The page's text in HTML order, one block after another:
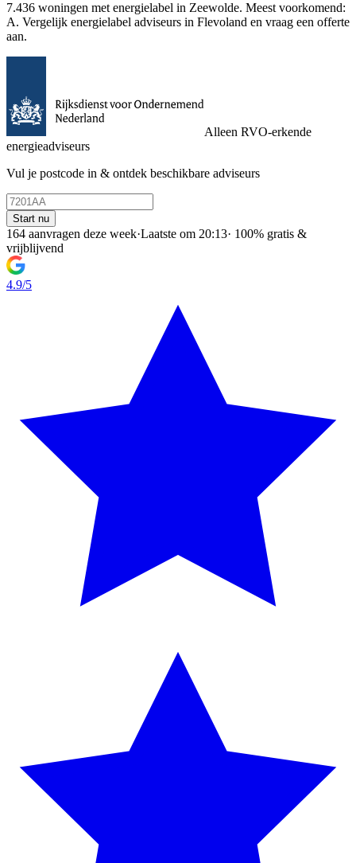
7.436 woningen met energielabel in Zeewolde. Meest voorkomend:
A. Vergelijk energielabel adviseurs in Flevoland en vraag een offerte
aan.
Alleen RVO-erkende
energieadviseurs
Vul je postcode in & ontdek beschikbare adviseurs
Start nu
164 aanvragen deze week·Laatste om 20:13· 100% gratis &
vrijblijvend
4.9/5